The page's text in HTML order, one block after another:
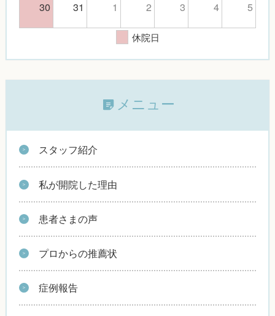
30 31 1 2 3 4 5
休院日
メニュー
スタッフ紹介
私が開院した理由
患者さまの声
プロからの推薦状
症例報告